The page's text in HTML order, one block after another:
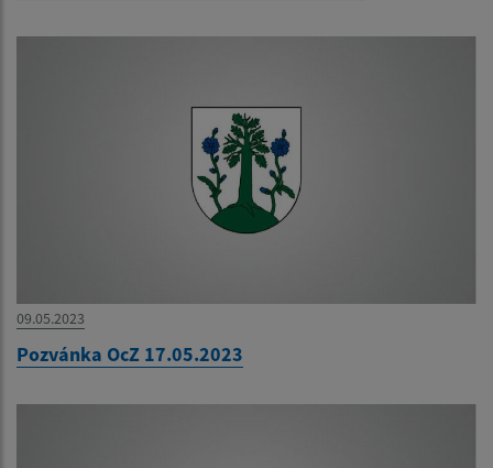
09.05.2023
Pozvánka OcZ 17.05.2023